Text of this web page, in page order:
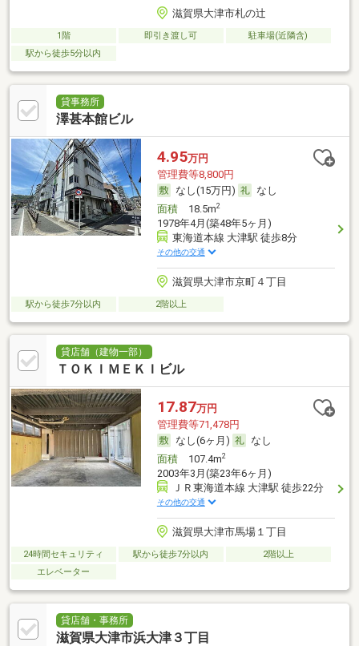
滋賀県大津市札の辻
1階 即引き渡し可
駐車場(近隣含)
駅から徒歩5分以内
貸事務所
澤甚本館ビル
4.95万円
管理費等8,800円
なし(15万円)
なし
面積18.5m2
1978年4月(築48年5ヶ月)
東海道本線 大津駅 徒歩8分
その他の交通
滋賀県大津市京町４丁目
駅から徒歩7分以内 2階以上
貸店舗（建物一部）
ＴＯＫＩＭＥＫＩビル
17.87万円
管理費等71,478円
なし(6ヶ月)
なし
面積107.4m2
2003年3月(築23年6ヶ月)
ＪＲ東海道本線 大津駅 徒歩22分
その他の交通
滋賀県大津市馬場１丁目
24時間セキュリティ 駅から徒歩7分以内
2階以上
エレベーター
貸店舗・事務所
滋賀県大津市浜大津３丁目